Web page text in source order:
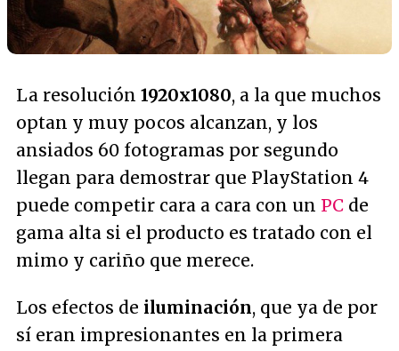
La resolución 1920x1080, a la que muchos
optan y muy pocos alcanzan, y los
ansiados 60 fotogramas por segundo
llegan para demostrar que PlayStation 4
puede competir cara a cara con un PC de
gama alta si el producto es tratado con el
mimo y cariño que merece.
Los efectos de iluminación, que ya de por
sí eran impresionantes en la primera